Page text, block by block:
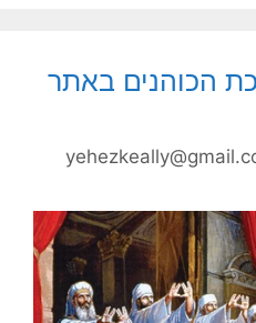
הכוהנים באתר